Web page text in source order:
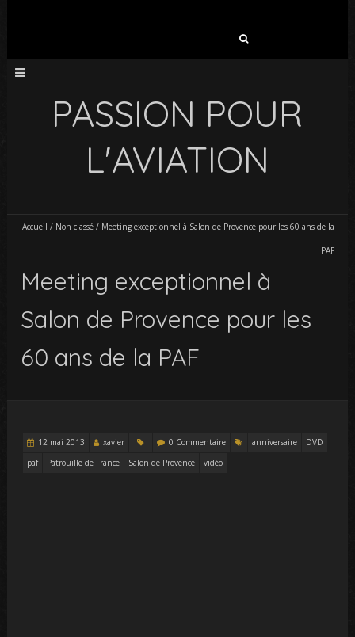
PASSION POUR
L'AVIATION
Accueil / Non classé/ Meeting exceptionnel à Salon de Provence pour les 60 ans de la
PAF
Meeting exceptionnel à
Salon de Provence pour les
60 ans de la PAF
12 mai 2013 xavier 0 Commentaire anniversaire
DVD
paf
Patrouille de France Salon de Provence vidéo